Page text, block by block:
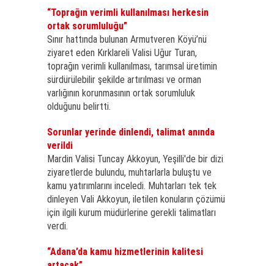
“Toprağın verimli kullanılması herkesin
ortak sorumluluğu”
Sınır hattında bulunan Armutveren Köyü’nü
ziyaret eden Kırklareli Valisi Uğur Turan,
toprağın verimli kullanılması, tarımsal üretimin
sürdürülebilir şekilde artırılması ve orman
varlığının korunmasının ortak sorumluluk
olduğunu belirtti.
Sorunlar yerinde dinlendi, talimat anında
verildi
Mardin Valisi Tuncay Akkoyun, Yeşilli'de bir dizi
ziyaretlerde bulundu, muhtarlarla buluştu ve
kamu yatırımlarını inceledi. Muhtarları tek tek
dinleyen Vali Akkoyun, iletilen konuların çözümü
için ilgili kurum müdürlerine gerekli talimatları
verdi.
“Adana’da kamu hizmetlerinin kalitesi